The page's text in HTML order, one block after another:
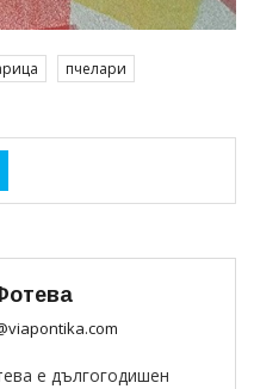
пчелари
е дългогодишен